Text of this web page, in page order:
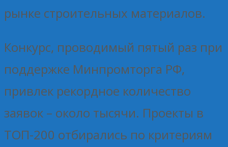
рынке строительных материалов.
Конкурс, проводимый пятый раз при
поддержке Минпромторга РФ,
привлек рекордное количество
заявок – около тысячи. Проекты в
ТОП-200 отбирались по критериям